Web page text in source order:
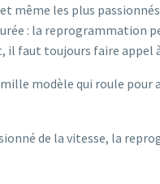
même les plus
: la reprogrammation
il faut toujours faire
modèle qui roule
de la vitesse, la